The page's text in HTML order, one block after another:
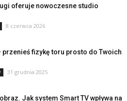
oferuje nowoczesne studio
8 czerwca 2026
przenieś fizykę toru prosto do Twoich
31 grudnia 2025
Jak system Smart TV wpływa na